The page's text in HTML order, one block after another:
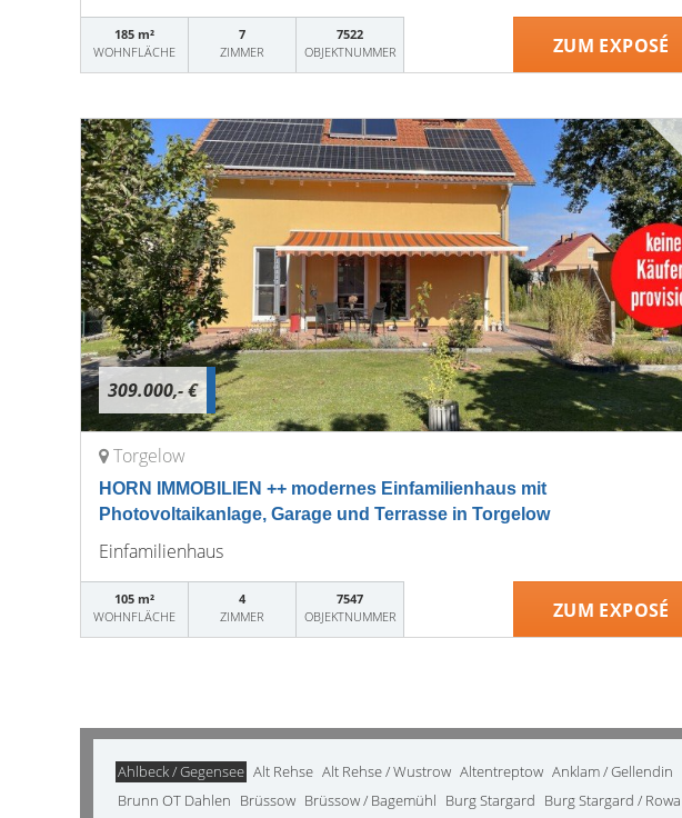
185 m²
WOHNFLÄCHE
7
ZIMMER
7522
OBJEKTNUMMER
ZUM EXPOSÉ
309.000,- €
Torgelow
HORN IMMOBILIEN ++ modernes Einfamilienhaus mit
Photovoltaikanlage, Garage und Terrasse in Torgelow
Einfamilienhaus
105 m²
WOHNFLÄCHE
4
ZIMMER
7547
OBJEKTNUMMER
ZUM EXPOSÉ
Ahlbeck / Gegensee Alt Rehse Alt Rehse / Wustrow Altentreptow Anklam / Gellendin
Brunn OT Dahlen Brüssow Brüssow / Bagemühl Burg Stargard Burg Stargard / Rowa